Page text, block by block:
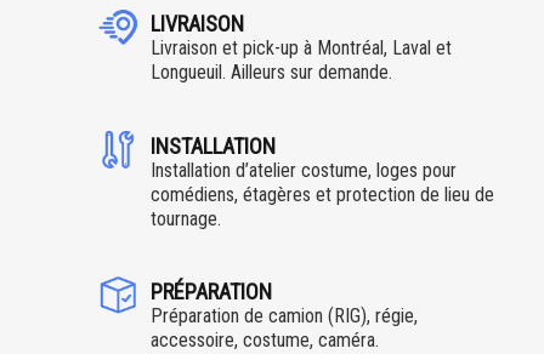
LIVRAISON
Livraison et pick-up à Montréal, Laval et
Longueuil. Ailleurs sur demande.
INSTALLATION
Installation d’atelier costume, loges pour
comédiens, étagères et protection de lieu de
tournage.
PRÉPARATION
Préparation de camion (RIG), régie,
accessoire, costume, caméra.